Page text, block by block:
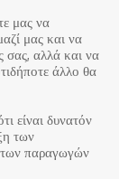
μας να
μας και να
σας, αλλά και να
άλλο θα
είναι δυνατόν
των
των παραγωγών